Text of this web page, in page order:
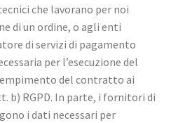
che lavorano per noi
di un ordine, o agli enti
di servizi di pagamento
per l’esecuzione del
del contratto ai
b) RGPD. In parte, i fornitori di
i dati necessari per